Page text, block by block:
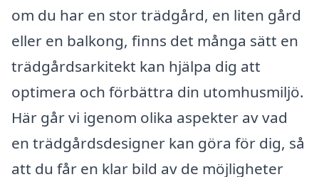
om du har en stor trädgård, en liten gård
eller en balkong, finns det många sätt en
trädgårdsarkitekt kan hjälpa dig att
optimera och förbättra din utomhusmiljö.
Här går vi igenom olika aspekter av vad
en trädgårdsdesigner kan göra för dig, så
att du får en klar bild av de möjligheter